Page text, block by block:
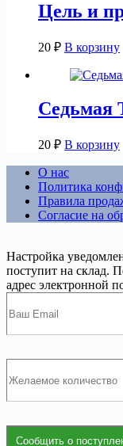
Цель и
20 ₽ В корзину
Седьмая
20 ₽ В корзину
О нас
Политика
Правила
Согласие на
Настройка
поступит на склад.
адрес электронной
Сообщить о